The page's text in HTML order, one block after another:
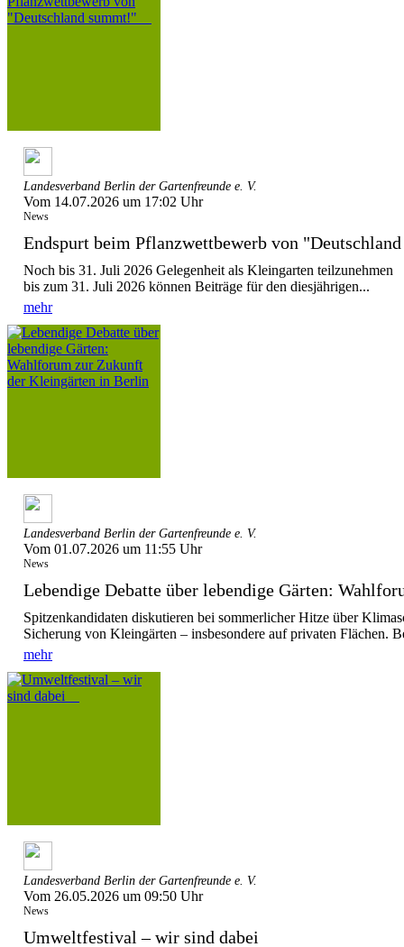
Landesverband Berlin der Gartenfreunde e. V.
Vom 14.07.2026 um 17:02 Uhr
News
Endspurt beim Pflanzwettbewerb von
Noch bis 31. Juli 2026 Gelegenheit als Kleingarten
bis zum 31. Juli 2026 können Beiträge für den diesjährigen...
mehr
Landesverband Berlin der Gartenfreunde e. V.
Vom 01.07.2026 um 11:55 Uhr
News
Lebendige Debatte über lebendige Gärten:
Spitzenkandidaten diskutieren bei sommerlicher Hitze über
Sicherung von Kleingärten – insbesondere auf privaten Flächen.
mehr
Landesverband Berlin der Gartenfreunde e. V.
Vom 26.05.2026 um 09:50 Uhr
News
Umweltfestival – wir sind dabei